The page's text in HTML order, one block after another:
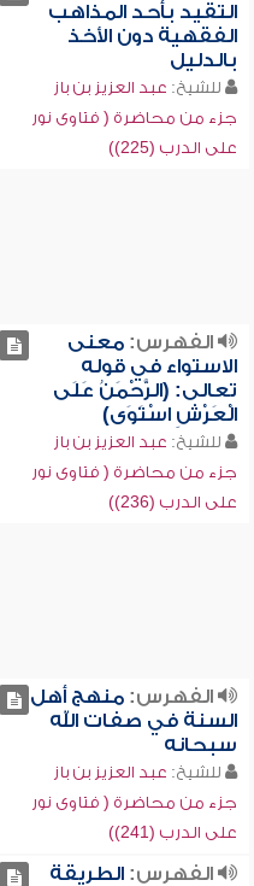
التقيد بأحد المذاهب
الفقهية دون الأخذ
بالدليل
للشيخ: عبد العزيز بن باز
جزء من محاضرة ( فتاوى نور
على الدرب (225))
الفهرس:معنى
الاستواء في قوله
تعالى: (الرَّحْمَنُ عَلَى
الْعَرْشِ اسْتَوَى)
للشيخ: عبد العزيز بن باز
جزء من محاضرة ( فتاوى نور
على الدرب (236))
الفهرس:منهج أهل
السنة في صفات الله
سبحانه
للشيخ: عبد العزيز بن باز
جزء من محاضرة ( فتاوى نور
على الدرب (241))
الفهرس:الطريقة